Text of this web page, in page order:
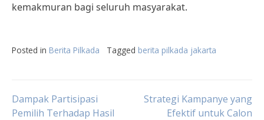
kemakmuran bagi seluruh masyarakat.
Posted in Berita Pilkada Tagged berita pilkada jakarta
Post
Dampak Partisipasi
Pemilih Terhadap Hasil
Strategi Kampanye yang
Efektif untuk Calon